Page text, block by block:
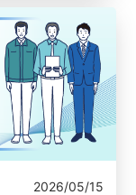
2026/05/15